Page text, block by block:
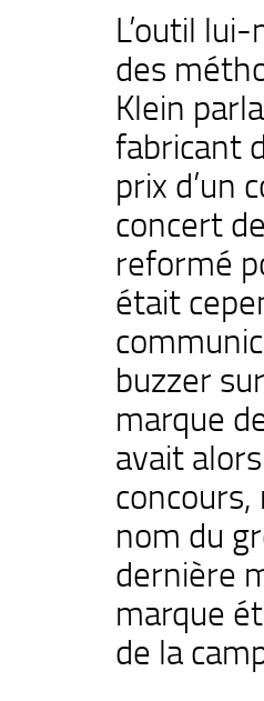
L’outil
des
Klein
fabricant
prix d’un
concert
reformé
était
buzzer
marque
avait
nom du
dernière
marque
de la